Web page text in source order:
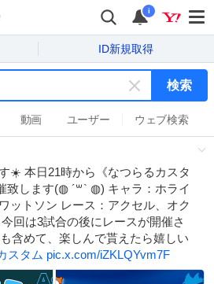
i
ID新規取得
キ
ー
ワ
ド
を
消
す
検索
動画 ユーザー ウェブ検索
☀️ 本日21時から《なつらるカスタ
致します(◍ ´꒳` ◍) キャラ：ホライ
ットソン レース：アクセル、オク
今回は3試合の後にレースが開催さ
含めて、楽しんで貰えたら嬉しい
スタム pic.x.com/iZKLQYvm7F